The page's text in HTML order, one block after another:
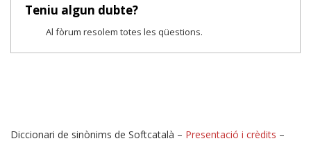
Teniu algun dubte?
Al fòrum resolem totes les qüestions.
Diccionari de sinònims de Softcatalà – Presentació i crèdits –